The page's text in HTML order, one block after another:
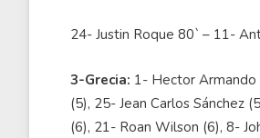
24- Justin Roque 80` – 11-
3-Grecia: 1- Hector Armando
(5), 25- Jean Carlos Sánchez
(6), 21- Roan Wilson (6), 8-